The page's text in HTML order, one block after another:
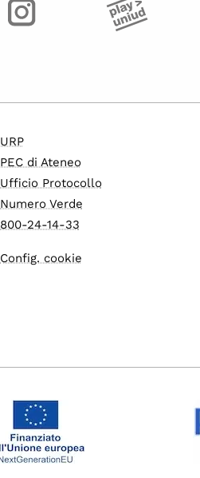
URP
PEC di Ateneo
Ufficio Protocollo
Numero Verde
800-24-14-33
Config. cookie